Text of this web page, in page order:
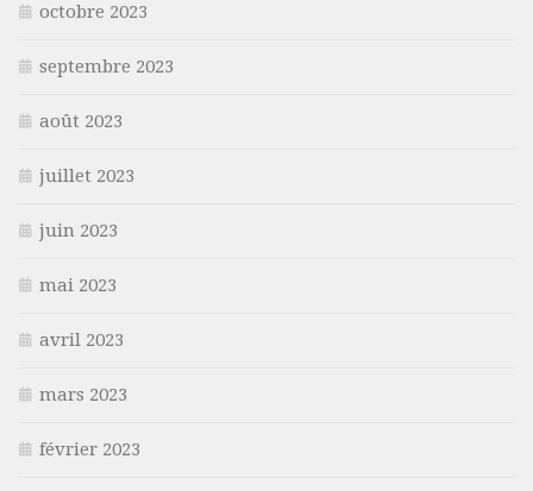
octobre 2023
septembre 2023
août 2023
juillet 2023
juin 2023
mai 2023
avril 2023
mars 2023
février 2023